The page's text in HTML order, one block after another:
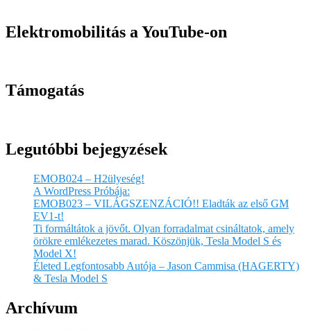
Elektromobilitás a YouTube-on
Támogatás
Legutóbbi bejegyzések
EMOB024 – H2ülyeség!
A WordPress Próbája:
EMOB023 – VILÁGSZENZÁCIÓ!! Eladták az első GM
EV1-t!
Ti formáltátok a jövőt. Olyan forradalmat csináltatok, amely
örökre emlékezetes marad. Köszönjük, Tesla Model S és
Model X!
Életed Legfontosabb Autója – Jason Cammisa (HAGERTY)
& Tesla Model S
Archívum